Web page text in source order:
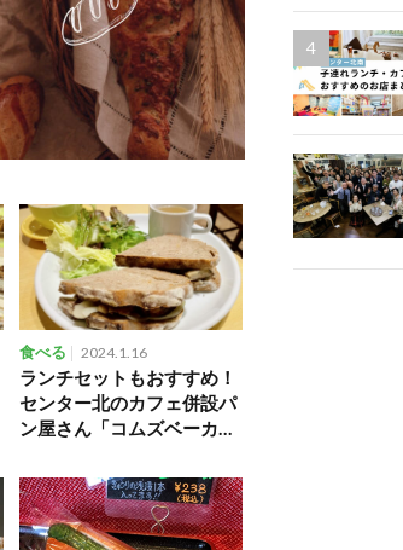
食べる 2024.1.16
ランチセットもおすすめ！
センター北のカフェ併設パ
ン屋さん「コムズベーカリ